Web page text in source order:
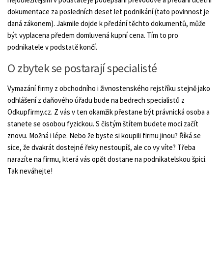
dokumentace za posledních deset let podnikání (tato povinnost je
daná zákonem). Jakmile dojde k předání těchto dokumentů, může
být vyplacena předem domluvená kupní cena. Tím to pro
podnikatele v podstatě končí.
O zbytek se postarají specialisté
Vymazání firmy z obchodního i živnostenského rejstříku stejně jako
odhlášení z daňového úřadu bude na bedrech specialistů z
Odkupfirmy.cz. Z vás v ten okamžik přestane být právnická osoba a
stanete se osobou fyzickou. S čistým štítem budete moci začít
znovu. Možná i lépe. Nebo že byste si koupili firmu jinou? Říká se
sice, že dvakrát dostejné řeky nestoupíš, ale co vy víte? Třeba
narazíte na firmu, která vás opět dostane na podnikatelskou špici.
Tak neváhejte!